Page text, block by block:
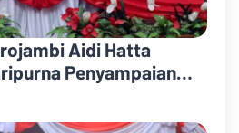
Aidi Hatta
Penyampaian
KUA-PPAS Tahun